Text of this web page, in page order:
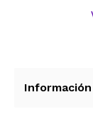
esta funda
bateria. Su